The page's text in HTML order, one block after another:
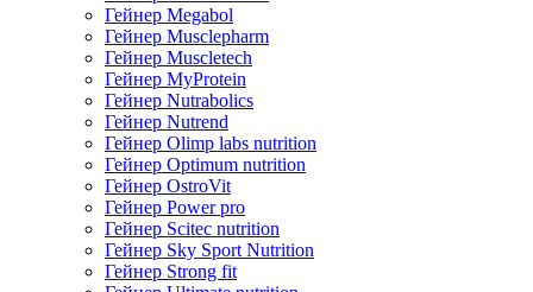
Гейнер Megabol
Гейнер Musclepharm
Гейнер Muscletech
Гейнер MyProtein
Гейнер Nutrabolics
Гейнер Nutrend
Гейнер Olimp labs nutrition
Гейнер Optimum nutrition
Гейнер OstroVit
Гейнер Power pro
Гейнер Scitec nutrition
Гейнер Sky Sport Nutrition
Гейнер Strong fit